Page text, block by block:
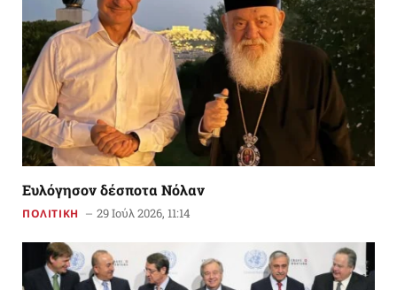
Ευλόγησον δέσποτα Νόλαν
ΠΟΛΙΤΙΚΗ 29 Ιούλ 2026, 11:14